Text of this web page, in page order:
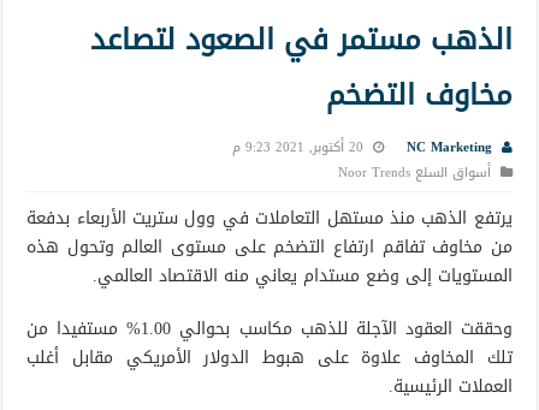
الذهب مستمر في الصعود لتصاعد
مخاوف التضخم
NC Marketing
20 أكتوبر, 2021 9:23 م
أسواق السلع Noor Trends
يرتفع الذهب منذ مستهل التعاملات في وول ستريت الأربعاء بدفعة
من مخاوف تفاقم ارتفاع التضخم على مستوى العالم وتحول هذه
المستويات إلى وضع مستدام يعاني منه الاقتصاد العالمي.
وحققت العقود الآجلة للذهب مكاسب بحوالي 1.00% مستفيدا من
تلك المخاوف علاوة على هبوط الدولار الأمريكي مقابل أغلب
العملات الرئيسية.